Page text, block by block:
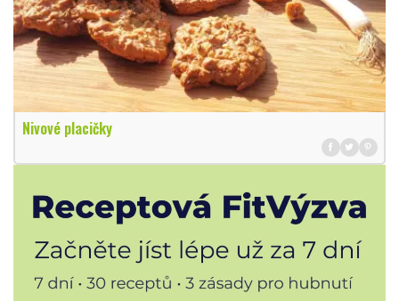
Nivové placičky